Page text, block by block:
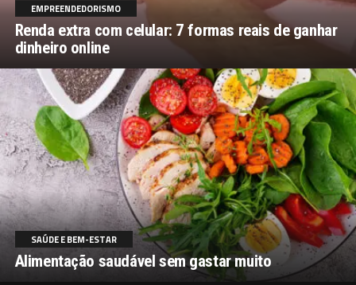
EMPREENDEDORISMO
Renda extra com celular: 7 formas reais de ganhar
dinheiro online
SAÚDE E BEM-ESTAR
Alimentação saudável sem gastar muito